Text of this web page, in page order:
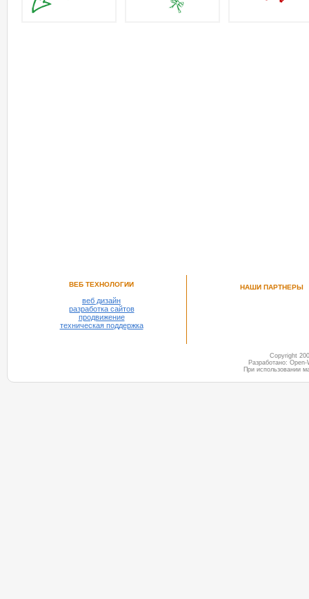
ВЕБ ТЕХНОЛОГИИ
веб дизайн
разработка сайтов
продвижение
техническая поддержка
НАШИ ПАРТНЕРЫ
Copyright
Разработано:
При использовании